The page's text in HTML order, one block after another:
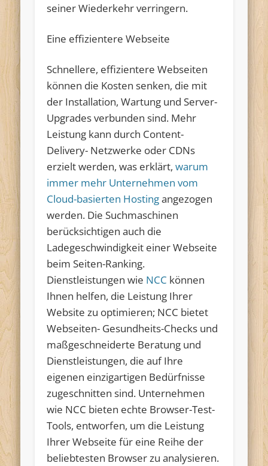
seiner Wiederkehr verringern.
Eine effizientere Webseite
Schnellere, effizientere Webseiten
können die Kosten senken, die mit
der Installation, Wartung und Server-
Upgrades verbunden sind. Mehr
Leistung kann durch Content-
Delivery- Netzwerke oder CDNs
erzielt werden, was erklärt,warum
immer mehr Unternehmen vom
Cloud-basierten Hostingangezogen
werden. Die Suchmaschinen
berücksichtigen auch die
Ladegeschwindigkeit einer Webseite
beim Seiten-Ranking.
Dienstleistungen wie NCC können
Ihnen helfen, die Leistung Ihrer
Website zu optimieren; NCC bietet
Webseiten- Gesundheits-Checks und
maßgeschneiderte Beratung und
Dienstleistungen, die auf Ihre
eigenen einzigartigen Bedürfnisse
zugeschnitten sind. Unternehmen
wie NCC bieten echte Browser-Test-
Tools, entworfen, um die Leistung
Ihrer Webseite für eine Reihe der
beliebtesten Browser zu analysieren.